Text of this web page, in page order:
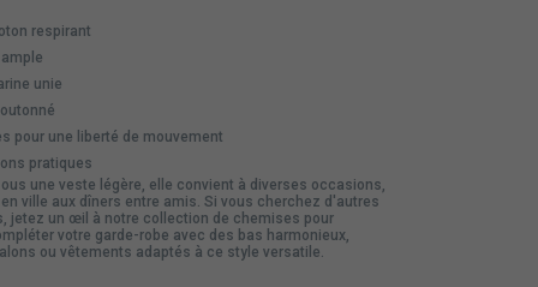
respirant
unie
pour une liberté de mouvement
pratiques
une veste légère, elle convient à diverses occasions,
ville aux dîners entre amis. Si vous cherchez d'autres
jetez un œil à notre collection de chemises pour
votre garde-robe avec des bas harmonieux,
ou vêtements adaptés à ce style versatile.